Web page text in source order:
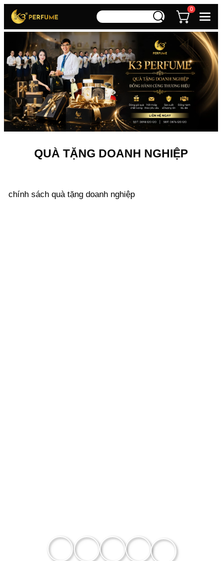
0
QUÀ TẶNG DOANH NGHIỆP
chính sách quà tặng doanh nghiệp